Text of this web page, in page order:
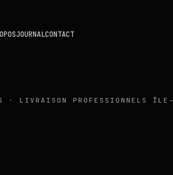
JOURNALCONTACT
· LIVRAISON PROFESSIONNELS ÎLE-